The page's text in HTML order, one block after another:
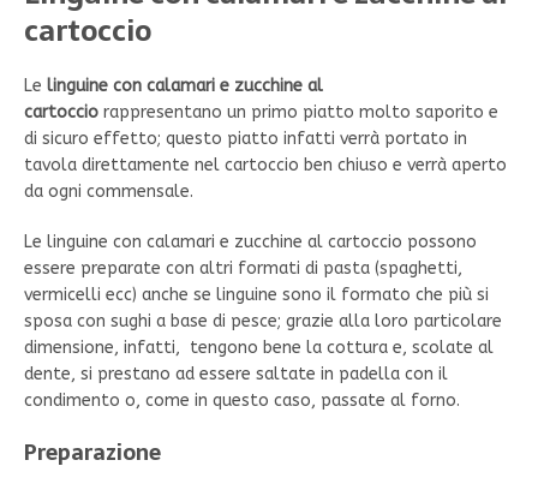
cartoccio
Le linguine con calamari e zucchine al
cartoccio rappresentano un primo piatto molto saporito e
di sicuro effetto; questo piatto infatti verrà portato in
tavola direttamente nel cartoccio ben chiuso e verrà aperto
da ogni commensale.
Le linguine con calamari e zucchine al cartoccio possono
essere preparate con altri formati di pasta (spaghetti,
vermicelli ecc) anche se linguine sono il formato che più si
sposa con sughi a base di pesce; grazie alla loro particolare
dimensione, infatti, tengono bene la cottura e, scolate al
dente, si prestano ad essere saltate in padella con il
condimento o, come in questo caso, passate al forno.
Preparazione